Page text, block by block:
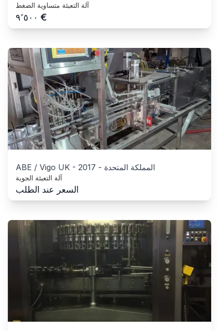
آلة التعبئة متساوية الضغط
٩٬٥٠٠ €
ABE / Vigo UK - 2017 - المملكة المتحدة
آلة التعبئة الجوية
السعر عند الطلب